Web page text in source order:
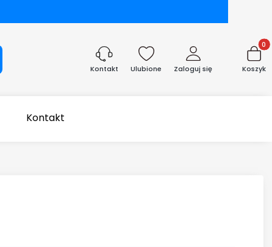
Kontakt Ulubione Zaloguj się Koszyk
Kontakt